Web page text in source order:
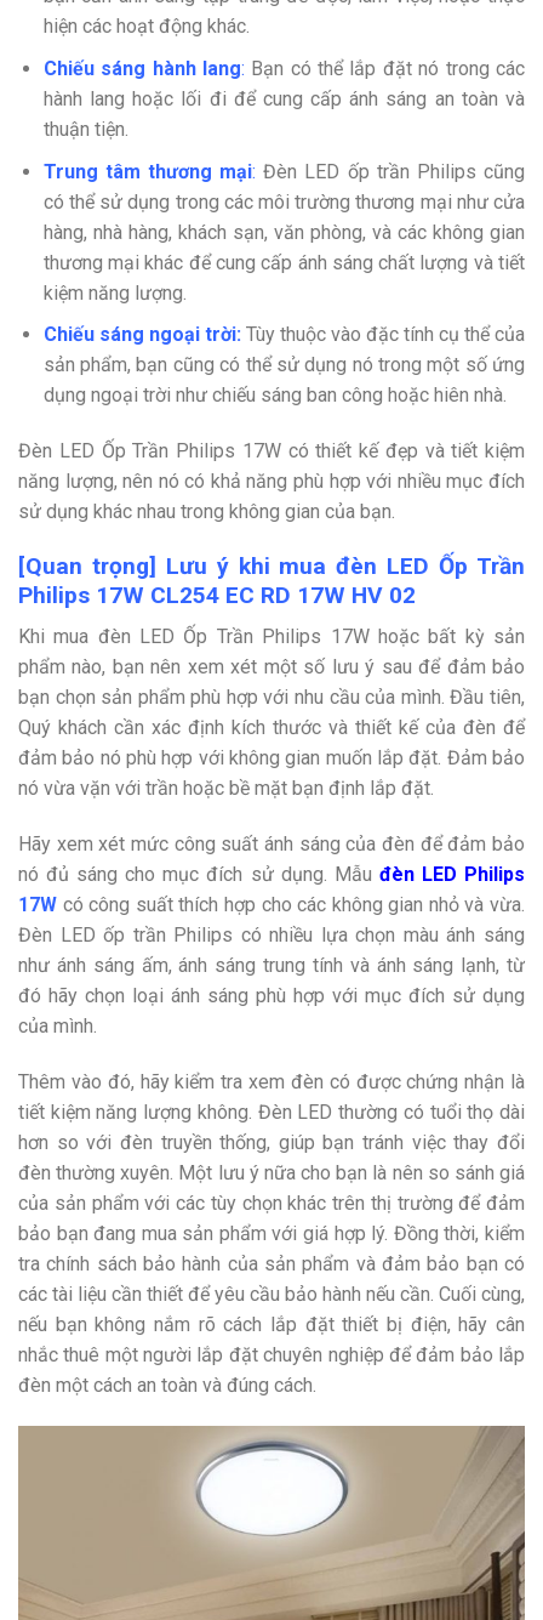
hiện các hoạt động khác.
Chiếu sáng hành lang: Bạn có thể lắp đặt nó trong các
hành lang hoặc lối đi để cung cấp ánh sáng an toàn và
thuận tiện.
Trung tâm thương mại:Đèn LED ốp trần Philips cũng
có thể sử dụng trong các môi trường thương mại như cửa
hàng, nhà hàng, khách sạn, văn phòng, và các không gian
thương mại khác để cung cấp ánh sáng chất lượng và tiết
kiệm năng lượng.
Chiếu sáng ngoại trời:Tùy thuộc vào đặc tính cụ thể của
sản phẩm, bạn cũng có thể sử dụng nó trong một số ứng
dụng ngoại trời như chiếu sáng ban công hoặc hiên nhà.
Đèn LED Ốp Trần Philips 17W có thiết kế đẹp và tiết kiệm
năng lượng, nên nó có khả năng phù hợp với nhiều mục đích
sử dụng khác nhau trong không gian của bạn.
[Quan trọng] Lưu ý khi mua đèn LED Ốp Trần
Philips 17W CL254 EC RD 17W HV 02
Khi mua đèn LED Ốp Trần Philips 17W hoặc bất kỳ sản
phẩm nào, bạn nên xem xét một số lưu ý sau để đảm bảo
bạn chọn sản phẩm phù hợp với nhu cầu của mình. Đầu tiên,
Quý khách cần xác định kích thước và thiết kế của đèn để
đảm bảo nó phù hợp với không gian muốn lắp đặt. Đảm bảo
nó vừa vặn với trần hoặc bề mặt bạn định lắp đặt.
Hãy xem xét mức công suất ánh sáng của đèn để đảm bảo
nó đủ sáng cho mục đích sử dụng. Mẫu đèn LED Philips
17W có công suất thích hợp cho các không gian nhỏ và vừa.
Đèn LED ốp trần Philips có nhiều lựa chọn màu ánh sáng
như ánh sáng ấm, ánh sáng trung tính và ánh sáng lạnh, từ
đó hãy chọn loại ánh sáng phù hợp với mục đích sử dụng
của mình.
Thêm vào đó, hãy kiểm tra xem đèn có được chứng nhận là
tiết kiệm năng lượng không. Đèn LED thường có tuổi thọ dài
hơn so với đèn truyền thống, giúp bạn tránh việc thay đổi
đèn thường xuyên. Một lưu ý nữa cho bạn là nên so sánh giá
của sản phẩm với các tùy chọn khác trên thị trường để đảm
bảo bạn đang mua sản phẩm với giá hợp lý. Đồng thời, kiểm
tra chính sách bảo hành của sản phẩm và đảm bảo bạn có
các tài liệu cần thiết để yêu cầu bảo hành nếu cần. Cuối cùng,
nếu bạn không nắm rõ cách lắp đặt thiết bị điện, hãy cân
nhắc thuê một người lắp đặt chuyên nghiệp để đảm bảo lắp
đèn một cách an toàn và đúng cách.